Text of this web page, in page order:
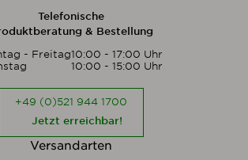
Telefonische
& Bestellung
- Freitag10:00 - 17:00 Uhr
10:00 - 15:00 Uhr
+49 (0)521 944 1700
Jetzt erreichbar!
Versandarten